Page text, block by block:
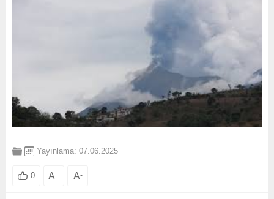
Yayınlama: 07.06.2025
0 A+ A-